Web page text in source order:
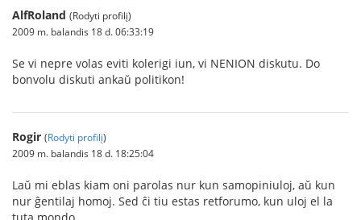
AlfRoland (Rodyti profilį)
2009 m. balandis 18 d. 06:33:19
Se vi nepre volas eviti kolerigi iun, vi NENION diskutu. Do
bonvolu diskuti ankaŭ politikon!
Rogir (Rodyti profilį)
2009 m. balandis 18 d. 18:25:04
Laŭ mi eblas kiam oni parolas nur kun samopiniuloj, aŭ kun
nur ĝentilaj homoj. Sed ĉi tiu estas retforumo, kun uloj el la